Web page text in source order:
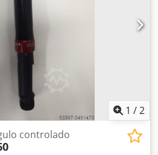
Nm Salida: 3/4" cuadrado
318 mm Peso con batería
Otras herramientas para
bajo demanda.
1 /2
controlado